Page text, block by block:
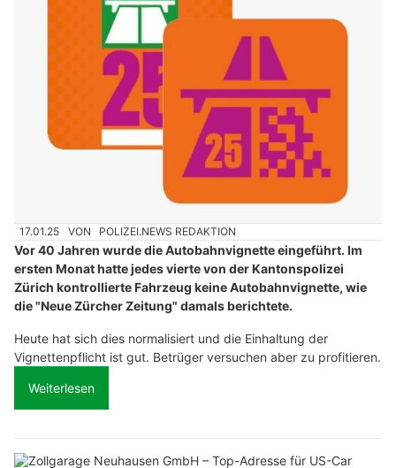
17.01.25 VON POLIZEI.NEWS REDAKTION
Vor 40 Jahren wurde die Autobahnvignette eingeführt. Im
ersten Monat hatte jedes vierte von der Kantonspolizei
Zürich kontrollierte Fahrzeug keine Autobahnvignette, wie
die "Neue Zürcher Zeitung" damals berichtete.
Heute hat sich dies normalisiert und die Einhaltung der
Vignettenpflicht ist gut. Betrüger versuchen aber zu profitieren.
Weiterlesen